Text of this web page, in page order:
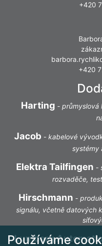
+420
+420
Harting - průmyslová
Jacob - kabelové
systémy
Elektra Tailfingen -
rozvaděče,
Hirschmann -
signálu, včetně datových
Lumberg
Používáme